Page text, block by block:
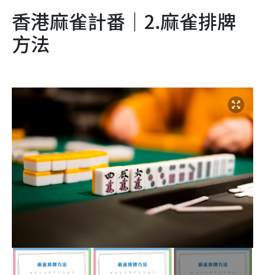
香港麻雀計番｜2.麻雀排牌
方法